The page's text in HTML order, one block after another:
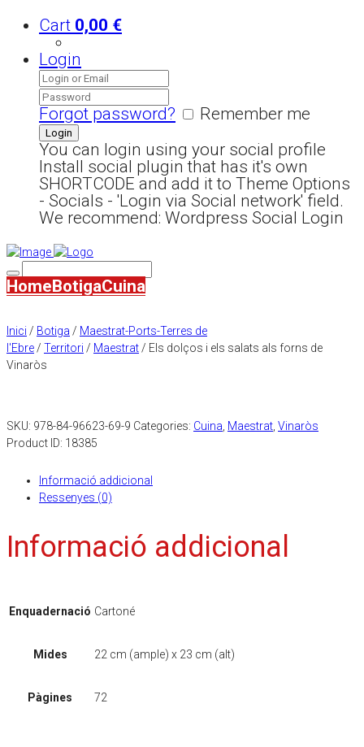
Cart 0,00 €
Login
Forgot password?
Remember me
You can login using your social profile
Install social plugin that has it's own
SHORTCODE and add it to Theme Options
- Socials - 'Login via Social network' field.
We recommend: Wordpress Social Login
HomeBotigaCuina
Inici / Botiga / Maestrat-Ports-Terres de
l'Ebre / Territori / Maestrat / Els dolços i els salats als forns de
Vinaròs
SKU: 978-84-96623-69-9 Categories: Cuina Maestrat Vinaròs
Product ID: 18385
Informació addicional
Ressenyes (0)
Informació addicional
Enquadernació Cartoné
Mides 22 cm (ample) x 23 cm (alt)
Pàgines 72